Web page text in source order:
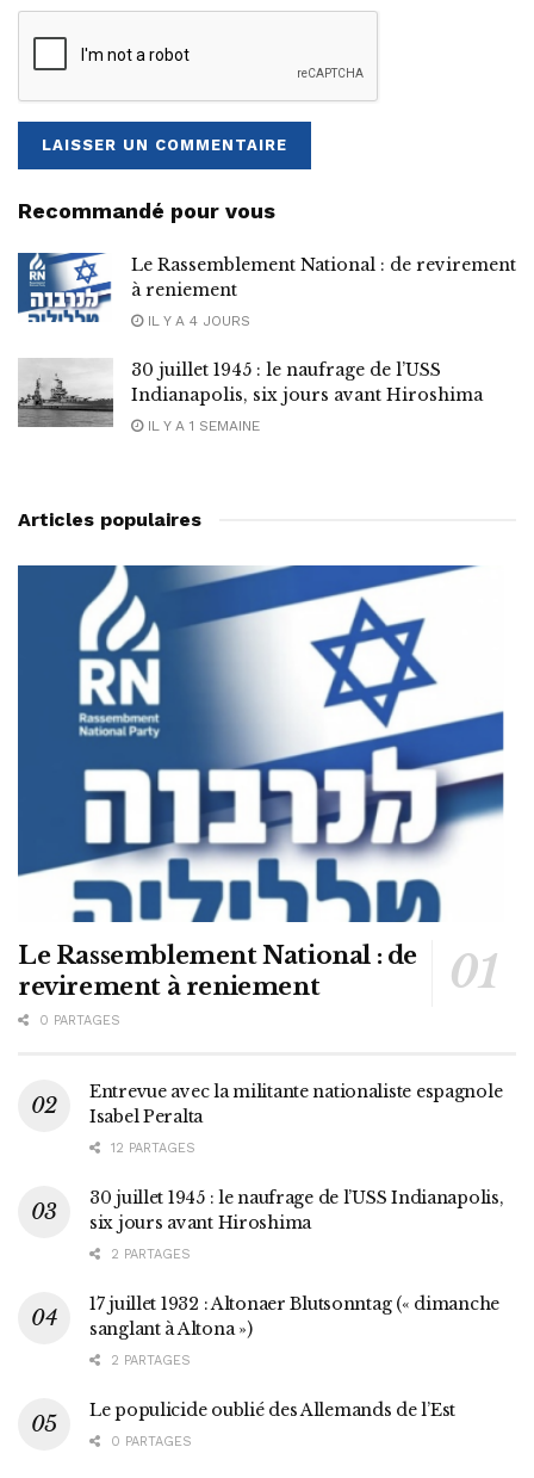
Recommandé pour vous
Le Rassemblement National : de revirement
à reniement
IL Y A 4 JOURS
30 juillet 1945 : le naufrage de l’USS
Indianapolis, six jours avant Hiroshima
IL Y A 1 SEMAINE
Articles populaires
Le Rassemblement National : de
revirement à reniement
0 PARTAGES
Entrevue avec la militante nationaliste espagnole
Isabel Peralta
12 PARTAGES
30 juillet 1945 : le naufrage de l’USS Indianapolis,
six jours avant Hiroshima
2 PARTAGES
17 juillet 1932 : Altonaer Blutsonntag (« dimanche
sanglant à Altona »)
2 PARTAGES
Le populicide oublié des Allemands de l’Est
0 PARTAGES